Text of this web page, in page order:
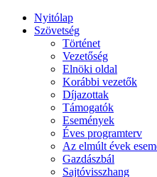
Nyitólap
Szövetség
Történet
Vezetőség
Elnöki oldal
Korábbi vezetők
Díjazottak
Támogatók
Események
Éves programterv
Az elmúlt évek
Gazdászbál
Sajtóvisszhang